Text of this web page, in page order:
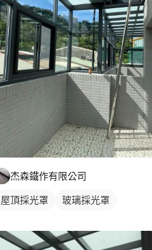
杰森鐵作有限公司
屋頂採光罩 玻璃採光罩